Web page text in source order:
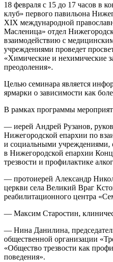
18 февраля с 15 до 17 часов в
клуб» первого павильона
XIX международной
Масленица» отдел
взаимодействию с
учреждениями проведет
«Химические и нехимические
преодоления».
Целью семинара является
ярмарки о зависимости как
В рамках программы
— иерей Андрей Рузанов,
Нижегородской епархии по
и социальными учреждениями,
в Нижегородской епархии
трезвости и профилактике
— протоиерей Александр
церкви села Великий Враг
реабилитационного центра
— Максим Старостин,
— Нина Данилина,
общественной организации
«Общество трезвости как
поведения».